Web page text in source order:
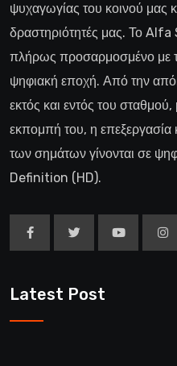
ψυχαγωγίας του κοινού μας
δραστηριότητές μας. Το Alfa
πλήρως προσαρμοσμένο με
ψηφιακή εποχή. Από την
εκτός και εντός του σταθμού,
εκπομπή του, η επεξεργασία
των σημάτων γίνονται σε
Definition (HD).
Latest Post